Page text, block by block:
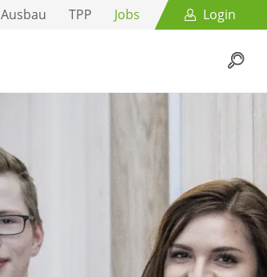
Ausbau TPP Jobs Login